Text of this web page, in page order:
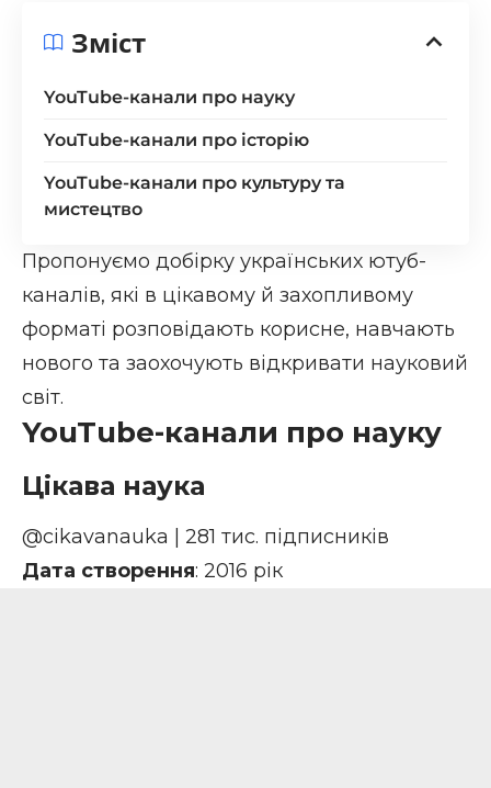
Зміст
YouTube-канали про науку
YouTube-канали про історію
YouTube-канали про культуру та
мистецтво
Пропонуємо добірку українських ютуб-
каналів, які в цікавому й захопливому
форматі розповідають корисне, навчають
нового та заохочують відкривати науковий
світ.
YouTube-канали про науку
Цікава наука
@cikavanauka | 281 тис. підписників
Дата створення: 2016 рік